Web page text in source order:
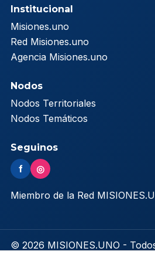
Institucional
Misiones.uno
Red Misiones.uno
Agencia Misiones.uno
Nodos
Nodos Territoriales
Nodos Temáticos
Seguinos
f ◎
Miembro de la Red
© 2026 MISIONES.UNO -